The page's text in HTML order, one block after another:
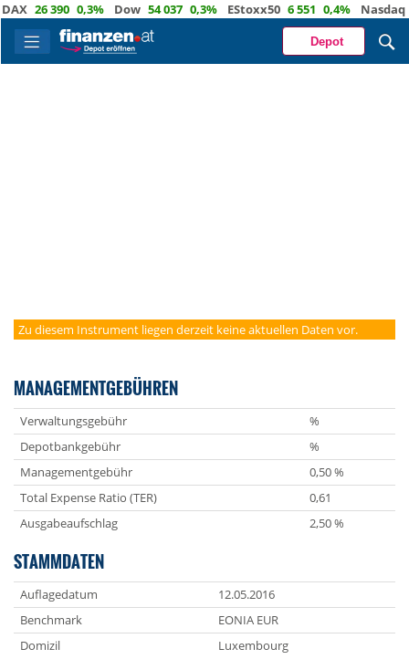
26 390 0,3% Dow 54 037 0,3% EStoxx50 6 551 0,4% Nasdaq
Depot
Zu diesem Instrument liegen derzeit keine aktuellen Daten vor.
MANAGEMENTGEBÜHREN
Verwaltungsgebühr
%
Depotbankgebühr
%
Managementgebühr
0,50 %
Total Expense Ratio (TER)
0,61
Ausgabeaufschlag
2,50 %
STAMMDATEN
Auflagedatum
12.05.2016
Benchmark
EONIA EUR
Domizil
Luxembourg